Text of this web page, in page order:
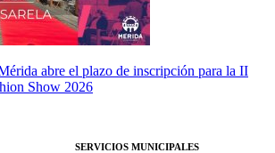
abre el plazo de inscripción para la II
Show 2026
SERVICIOS MUNICIPALES